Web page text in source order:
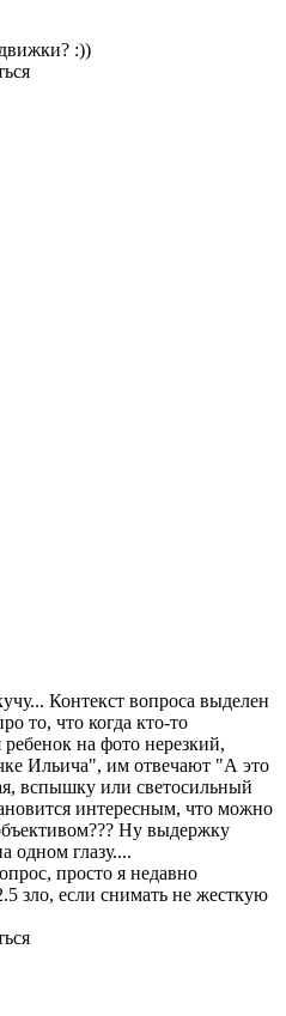
:))
Контекст вопроса выделен
то, что когда кто-то
на фото нерезкий,
Ильича", им отвечают "А это
вспышку или светосильный
интересным, что можно
Ну выдержку
одном глазу....
просто я недавно
зло, если снимать не жесткую